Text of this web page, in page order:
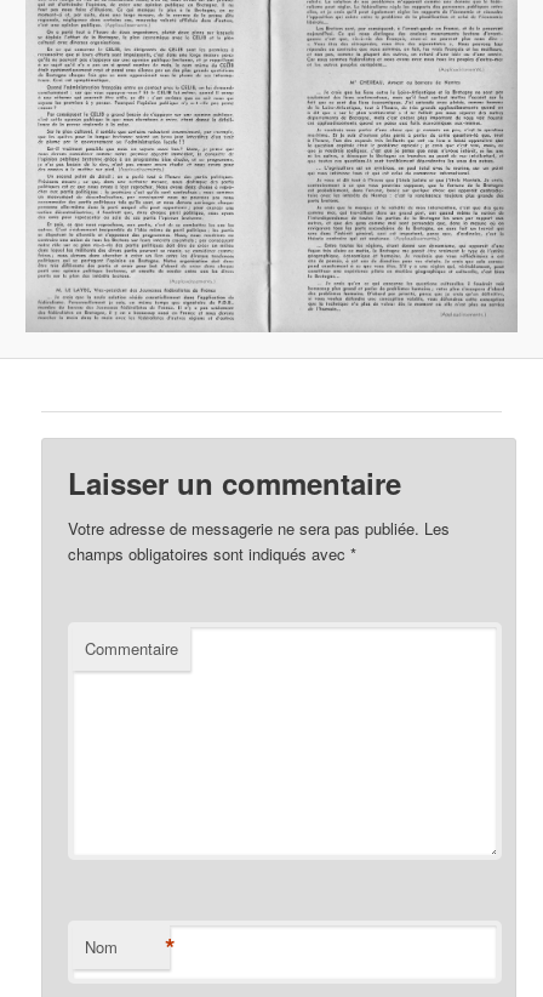
Laisser un commentaire
Votre adresse de messagerie ne sera pas publiée. Les
champs obligatoires sont indiqués avec*
Commentaire
Nom *